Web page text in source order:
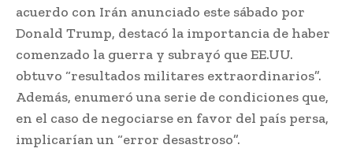
acuerdo con Irán anunciado este sábado por
Donald Trump, destacó la importancia de haber
comenzado la guerra y subrayó que EE.UU.
obtuvo “resultados militares extraordinarios”.
Además, enumeró una serie de condiciones que,
en el caso de negociarse en favor del país persa,
implicarían un “error desastroso”.